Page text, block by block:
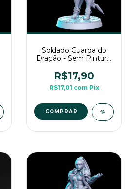
Soldado Guarda do
Dragão - Sem Pintura,
Rpg de Mesa
R$17,90
R$17,01 com Pix
COMPRAR